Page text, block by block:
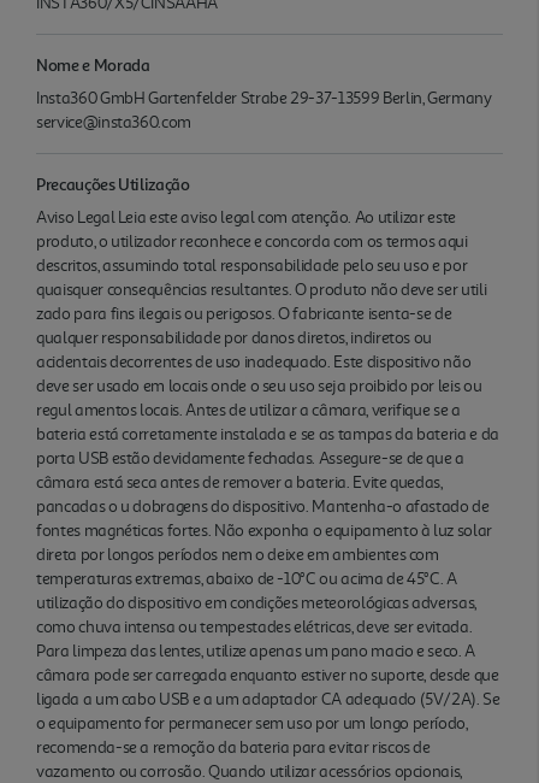
Nome e Morada
Insta360 GmbH Gartenfelder Strabe 29-37-13599 Berlin, Germany
service@insta360.com
Precauções Utilização
Aviso Legal Leia este aviso legal com atenção. Ao utilizar este
produto, o utilizador reconhece e concorda com os termos aqui
descritos, assumindo total responsabilidade pelo seu uso e por
quaisquer consequências resultantes. O produto não deve ser utili
zado para fins ilegais ou perigosos. O fabricante isenta-se de
qualquer responsabilidade por danos diretos, indiretos ou
acidentais decorrentes de uso inadequado. Este dispositivo não
deve ser usado em locais onde o seu uso seja proibido por leis ou
regul amentos locais. Antes de utilizar a câmara, verifique se a
bateria está corretamente instalada e se as tampas da bateria e da
porta USB estão devidamente fechadas. Assegure-se de que a
câmara está seca antes de remover a bateria. Evite quedas,
pancadas o u dobragens do dispositivo. Mantenha-o afastado de
fontes magnéticas fortes. Não exponha o equipamento à luz solar
direta por longos períodos nem o deixe em ambientes com
temperaturas extremas, abaixo de -10°C ou acima de 45°C. A
utilização do dispositivo em condições meteorológicas adversas,
como chuva intensa ou tempestades elétricas, deve ser evitada.
Para limpeza das lentes, utilize apenas um pano macio e seco. A
câmara pode ser carregada enquanto estiver no suporte, desde que
ligada a um cabo USB e a um adaptador CA adequado (5V/2A). Se
o equipamento for permanecer sem uso por um longo período,
recomenda-se a remoção da bateria para evitar riscos de
vazamento ou corrosão. Quando utilizar acessórios opcionais,